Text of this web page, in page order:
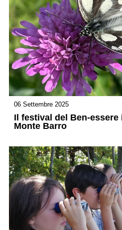
06 Settembre 2025
Il festival del Ben-
Monte Barro